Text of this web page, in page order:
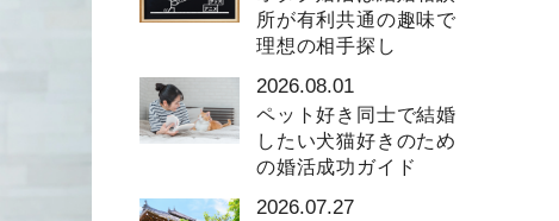
所が有利共通の趣味で
理想の相手探し
2026.08.01
ペット好き同士で結婚
したい犬猫好きのため
の婚活成功ガイド
2026.07.27